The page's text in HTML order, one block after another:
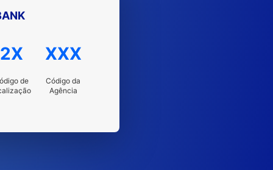
2X
de
XXX
Código da
Agência